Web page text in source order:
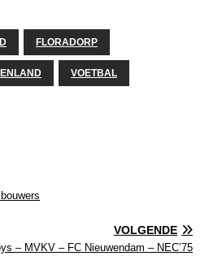
FLORADORP
VOETBAL
VOLGENDE
– MVKV – FC Nieuwendam – NEC’75